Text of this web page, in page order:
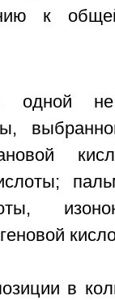
к
не
в